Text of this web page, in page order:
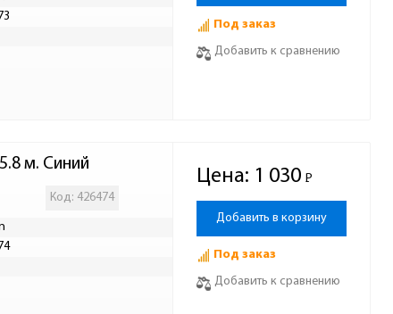
Под заказ
Добавить к сравнению
м. Синий
Код: 426474
Цена: 1 030 Р
-
Добавить в корзину
Под заказ
Добавить к сравнению